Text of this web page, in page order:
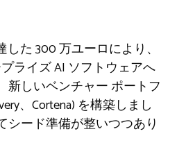
た 300 万ユーロにより、
ライズ AI ソフトウェアへ
新しいベンチャー ポートフ
、Cortena) を構築しまし
シード準備が整いつつあり